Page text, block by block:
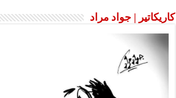
كاريكاتير | جواد مراد